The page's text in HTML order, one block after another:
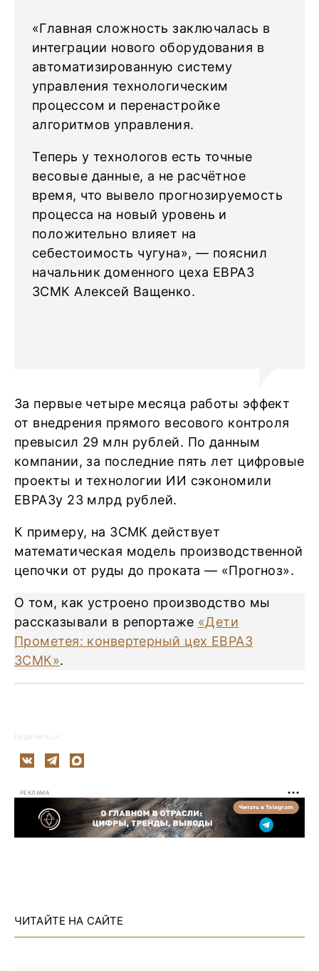
«Главная сложность заключалась в
интеграции нового оборудования в
автоматизированную систему
управления технологическим
процессом и перенастройке
алгоритмов управления.
Теперь у технологов есть точные
весовые данные, а не расчётное
время, что вывело прогнозируемость
процесса на новый уровень и
положительно влияет на
себестоимость чугуна», — пояснил
начальник доменного цеха ЕВРАЗ
ЗСМК Алексей Ващенко.
За первые четыре месяца работы эффект
от внедрения прямого весового контроля
превысил 29 млн рублей. По данным
компании, за последние пять лет цифровые
проекты и технологии ИИ сэкономили
ЕВРАЗу 23 млрд рублей.
К примеру, на ЗСМК действует
математическая модель производственной
цепочки от руды до проката — «Прогноз».
О том, как устроено производство мы
рассказывали в репортаже «Дети
Прометея: конвертерный цех ЕВРАЗ
ЗСМК».
Поделиться:
РЕКЛАМА
ЧИТАЙТЕ НА САЙТЕ